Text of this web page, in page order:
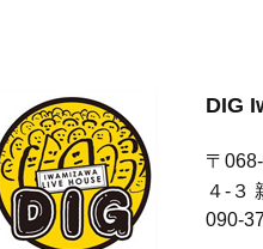
DIG
〒
４-３
090-